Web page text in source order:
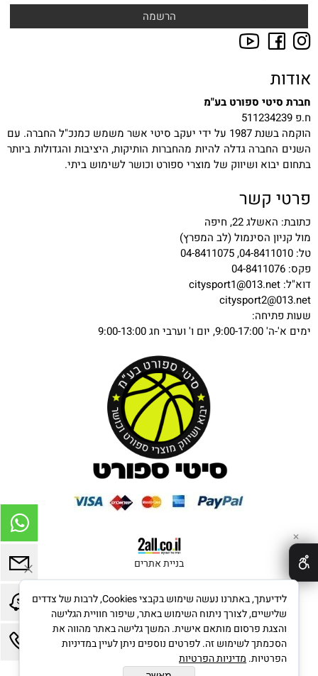
אודות
חברת סיטי ספורט בע"מ
ח.פ 511234239
הוקמה בשנת 1987 על ידי יעקב סיטי אשר משמש כמנכ"ל החברה. עם
השנים החברה גדלה להיות מהחברות הותיקות, היציבות והגדולות ביותר
בתחום יבוא ושיווק של מוצרי ספורט וכושר לשימוש ביתי.
פרטי קשר
כתובת: האשלג 22, חיפה
מול קניון הסינמול (לב המפרץ)
טל: 04-8411010, 04-8411075
פקס: 04-8411076
דוא"ל: citysport1@013.net
citysport2@013.net
שעות פתיחה:
ימים א'-ה' 9:00-17:00, יום ו' וערבי חג 9:00-13:00
בניית אתרים
✕
לידיעתך, באתרנו נעשה שימוש בקבצי Cookies, לרבות של צדדים
שלישיים, לצורך ניתוח השימוש באתר, שיפור חוויית הגלישה
והצגת פרסום מותאם אישית. המשך גלישה באתר מהווה את
הסכמתך לשימוש זה. לפרטים נוספים ניתן לעיין במדיניות
הפרטיות. מדיניות הפרטיות